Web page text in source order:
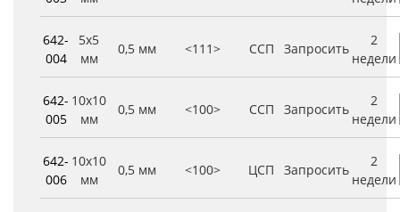
642-
004
5x5
мм
0,5 мм <111> ССП Запросить
2
недели
642-
005
10x10
мм
0,5 мм <100> ССП Запросить
2
недели
642-
006
10x10
мм
0,5 мм <100> ЦСП Запросить
2
недели